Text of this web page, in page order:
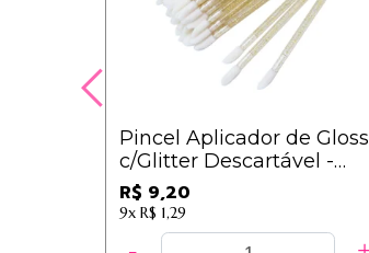
Pincel Aplicador de Gloss
c/Glitter Descartável -
Pacote com 50 Unidades -
IM
R$ 9,20
9x R$ 1,29